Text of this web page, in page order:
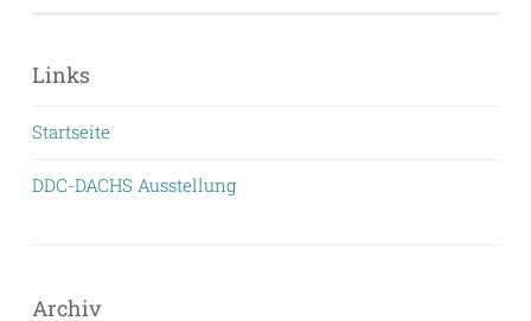
Links
Startseite
DDC-DACHS Ausstellung
Archiv